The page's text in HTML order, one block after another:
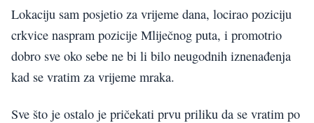
Lokaciju sam posjetio za vrijeme dana, locirao poziciju
crkvice naspram pozicije Mliječnog puta, i promotrio
dobro sve oko sebe ne bi li bilo neugodnih iznenađenja
kad se vratim za vrijeme mraka.
Sve što je ostalo je pričekati prvu priliku da se vratim po